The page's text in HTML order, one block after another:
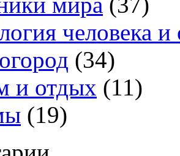
человека
(34)
и отдых (11)
(19)